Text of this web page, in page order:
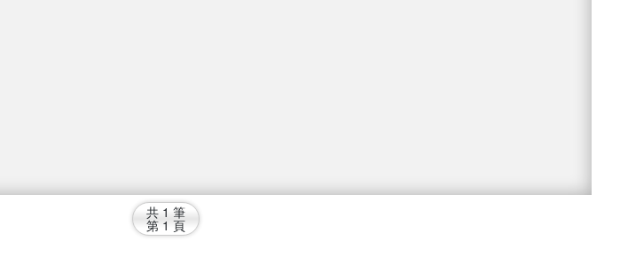
共 1 筆
第 1 頁